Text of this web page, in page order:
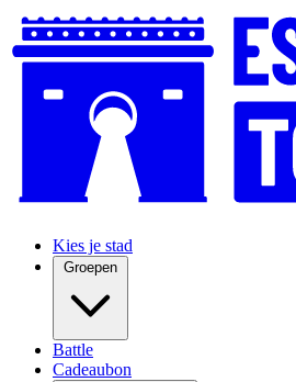
Kies je stad
Groepen
Battle
Cadeaubon